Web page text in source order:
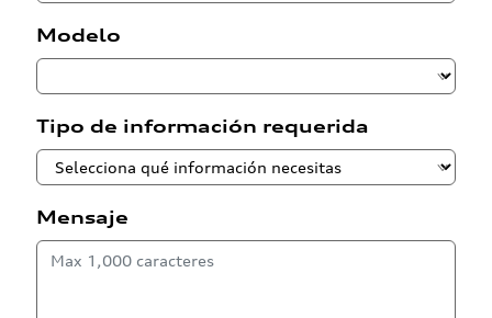
Modelo
Tipo de información requerida
Mensaje